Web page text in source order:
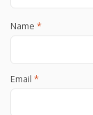
Name *
Email *